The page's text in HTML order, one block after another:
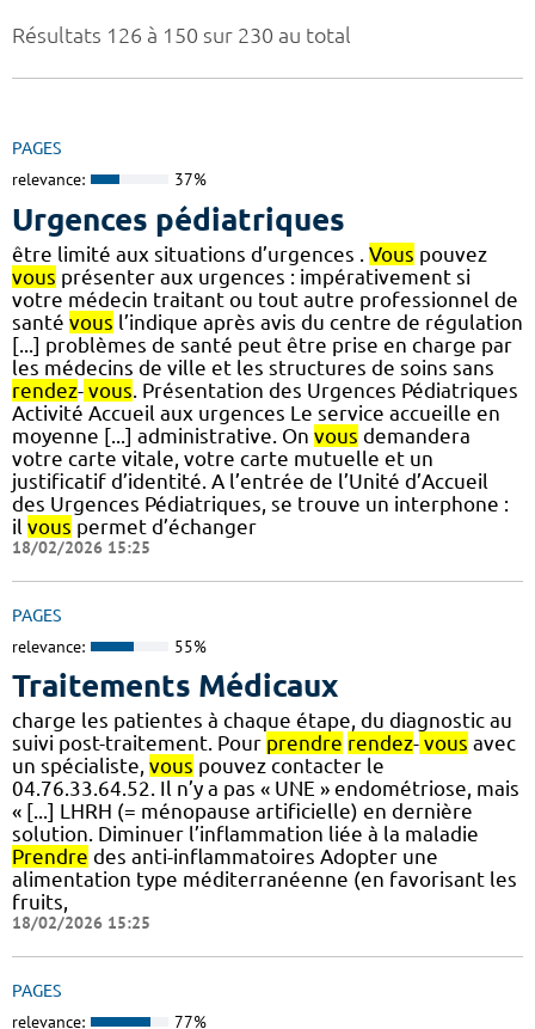
Résultats 126 à 150 sur 230 au total
PAGES
relevance: 37%
Urgences pédiatriques
être limité aux situations d’urgences . Vous pouvez
vous présenter aux urgences : impérativement si
votre médecin traitant ou tout autre professionnel de
santé vous l’indique après avis du centre de régulation
[...] problèmes de santé peut être prise en charge par
les médecins de ville et les structures de soins sans
rendez- vous . Présentation des Urgences Pédiatriques
Activité Accueil aux urgences Le service accueille en
moyenne [...] administrative. On vous demandera
votre carte vitale, votre carte mutuelle et un
justificatif d’identité. A l’entrée de l’Unité d’Accueil
des Urgences Pédiatriques, se trouve un interphone :
il vous permet d’échanger
18/02/2026 15:25
PAGES
relevance: 55%
Traitements Médicaux
charge les patientes à chaque étape, du diagnostic au
suivi post-traitement. Pour prendre rendez- vous avec
un spécialiste, vous pouvez contacter le
04.76.33.64.52. Il n’y a pas « UNE » endométriose, mais
« [...] LHRH (= ménopause artificielle) en dernière
solution. Diminuer l’inflammation liée à la maladie
Prendre des anti-inflammatoires Adopter une
alimentation type méditerranéenne (en favorisant les
fruits,
18/02/2026 15:25
PAGES
relevance: 77%